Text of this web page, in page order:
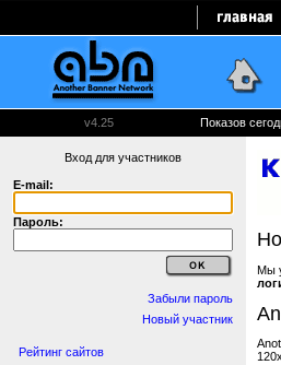
v4.25 Показов
Вход для участников
E-mail:
Пароль:
Забыли пароль
Новый участник
Рейтинг сайтов
Мы